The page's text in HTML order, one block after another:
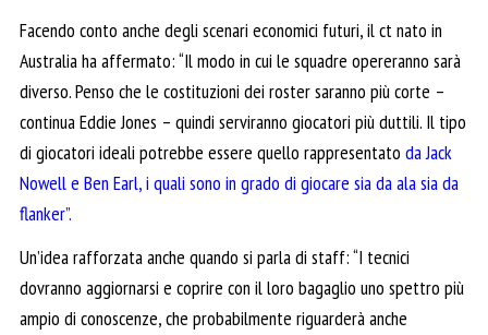
Facendo conto anche degli scenari economici futuri, il ct nato in
Australia ha affermato: “Il modo in cui le squadre opereranno sarà
diverso. Penso che le costituzioni dei roster saranno più corte –
continua Eddie Jones – quindi serviranno giocatori più duttili. Il tipo
di giocatori ideali potrebbe essere quello rappresentato da Jack
Nowell e Ben Earl, i quali sono in grado di giocare sia da ala sia da
flanker”.
Un’idea rafforzata anche quando si parla di staff: “I tecnici
dovranno aggiornarsi e coprire con il loro bagaglio uno spettro più
ampio di conoscenze, che probabilmente riguarderà anche